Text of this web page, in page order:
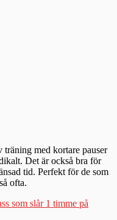
med kortare pauser
Det är också bra för
tid. Perfekt för de som
ofta.
som slår 1 timme på